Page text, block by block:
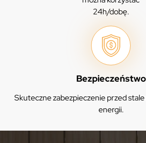
24h/dobę.
Bezpieczeństwo
Skuteczne zabezpieczenie przed
energii.